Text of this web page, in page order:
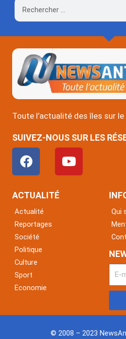
Rechercher
Toute l’actualité des îles sur le
SUIVEZ-NOUS SUR LES
F
a
c
e
o
o
k
Y
o
u
ACTUALITÉ
Actualité
Reportages
Société
Politique
Culture
Sport
Economie
Qui
© 2008 – 2023